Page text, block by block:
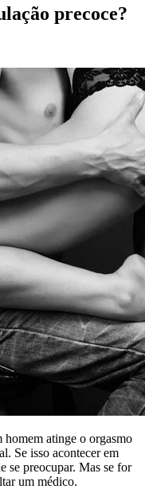
precoce?
homem atinge o orgasmo
Se isso acontecer em
se preocupar. Mas se for
um médico.